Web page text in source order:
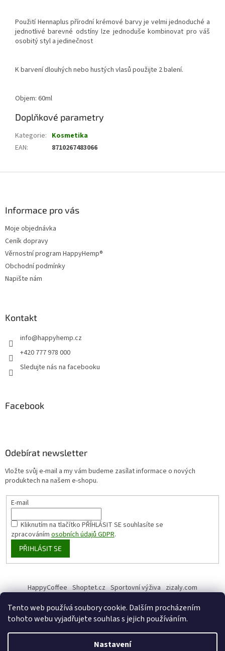
Tento web používá soubory cookie. Dalším procházením
tohoto webu vyjadřujete souhlas s jejich používáním.
Nastavení
Použití Hennaplus přírodní krémové barvy je velmi jednoduché a
jednotlivé barevné odstíny lze jednoduše kombinovat pro váš
osobitý styl a jedinečnost
K barvení dlouhých nebo hustých vlasů použijte 2 balení.
Objem: 60ml
Doplňkové parametry
Kategorie: Kosmetika
EAN: 8710267483066
Informace pro vás
Moje objednávka
Ceník dopravy
Věrnostní program HappyHemp®
Obchodní podmínky
Napište nám
Kontakt
info@happyhemp.cz
+420 777 978 000
Sledujte nás na facebooku
Facebook
Odebírat newsletter
Vložte svůj e-mail a my vám budeme zasílat informace o nových
produktech na našem e-shopu.
E-mail
Kliknutím na tlačítko PŘÍHLÁSIT SEsouhlasíte se
zpracovánímosobních údajů GDPR.
PŘIHLÁSIT SE
HappyCoffee Shoptet.cz Sportovní výživa zizaly.com